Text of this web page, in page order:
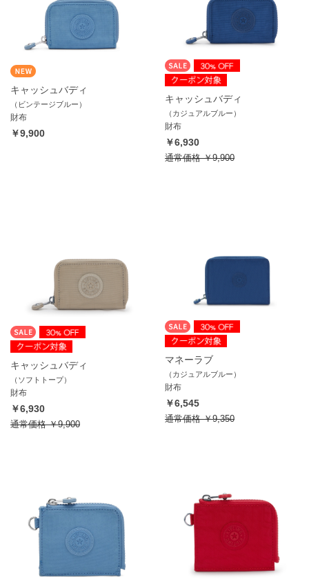
キャッシュバディ
（ビンテージブルー）
財布
￥9,900
キャッシュバディ
（カジュアルブルー）
財布
￥6,930
通常価格￥9,900
キャッシュバディ
（ソフトトープ）
財布
￥6,930
通常価格￥9,900
マネーラブ
（カジュアルブルー）
財布
￥6,545
通常価格￥9,350